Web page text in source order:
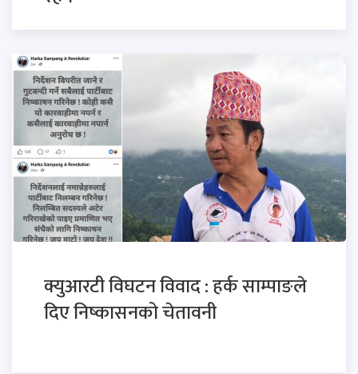
क्युआरटी विघटन विवाद : हर्क साम्पाङले
दिए निष्कासनको चेतावनी